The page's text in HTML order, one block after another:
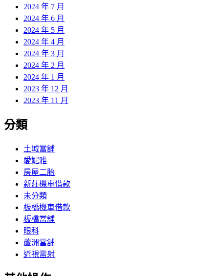
2024 年 7 月
2024 年 6 月
2024 年 5 月
2024 年 4 月
2024 年 3 月
2024 年 2 月
2024 年 1 月
2023 年 12 月
2023 年 11 月
分類
土城當舖
愛妮雅
房屋二胎
新莊機車借款
未分類
板橋機車借款
板橋當舖
眼科
蘆洲當舖
近視雷射